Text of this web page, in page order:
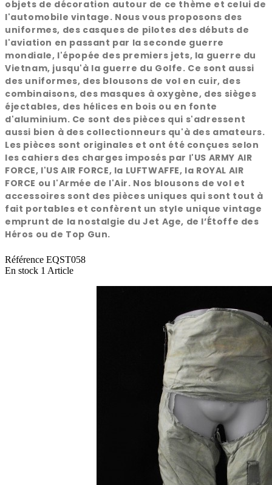
objets de décoration autour de ce thème et celui de
l'automobile vintage. Nous vous proposons des
uniformes, des casques de pilotes des débuts de
l'aviation en passant par la seconde guerre
mondiale, l'épopée des premiers jets, la guerre du
Vietnam, jusqu'à la guerre du Golfe. Ce sont aussi
des uniformes, des blousons de vol en cuir, des
combinaisons, des masques à oxygène, des sièges
éjectables, des hélices en bois ou en fonte
d'aluminium. Ce sont des pièces qui s'adressent
aussi bien à des collectionneurs qu'à des amateurs.
Les pièces sont originales et ont été conçues selon
les cahiers des charges imposés par l'US ARMY AIR
FORCE, l'US AIR FORCE, la LUFTWAFFE, la ROYAL AIR
FORCE ou l'Armée de l'Air. Nos blousons de vol et
accessoires sont des pièces uniques qui sont tout à
fait portables et confèrent un style unique vintage
emprunt de la nostalgie du Jet Age, de l’Étoffe des
Héros ou de Top Gun.
Référence EQST058
En stock 1 Article